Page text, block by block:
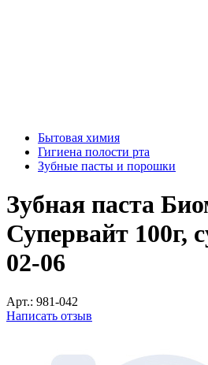
Бытовая химия
Гигиена полости рта
Зубные пасты и порошки
Зубная паста
Супервайт 100г,
02-06
Арт.: 981-042
Написать отзыв